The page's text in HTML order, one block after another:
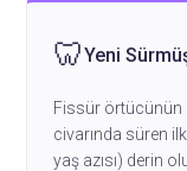
🦷Yeni
Fissür örtücünün
civarında süren
yaş azısı) derin